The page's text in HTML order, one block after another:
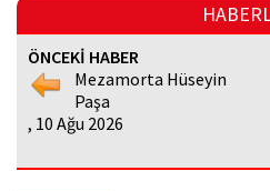
ÖNCEKİ HABER
Mezamorta Hüseyin
Paşa
, 10 Ağu 2026